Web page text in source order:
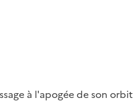
à l'apogée de son